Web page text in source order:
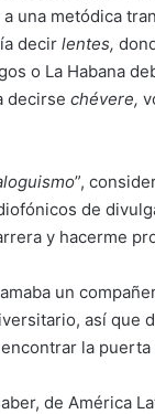
una metódica
decir lentes,
o La Habana
decirse chévere,
”,
de
y hacerme
un
así que
la puerta
de América